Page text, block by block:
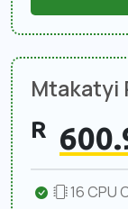
Mtakatyi
R
16 CPU